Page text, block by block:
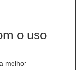
o uso
melhor